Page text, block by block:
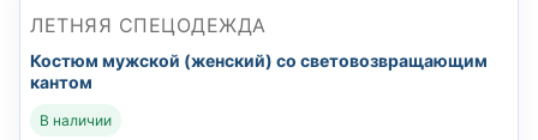
ЛЕТНЯЯ СПЕЦОДЕЖДА
Костюм мужской (женский) со световозвращающим
кантом
В наличии